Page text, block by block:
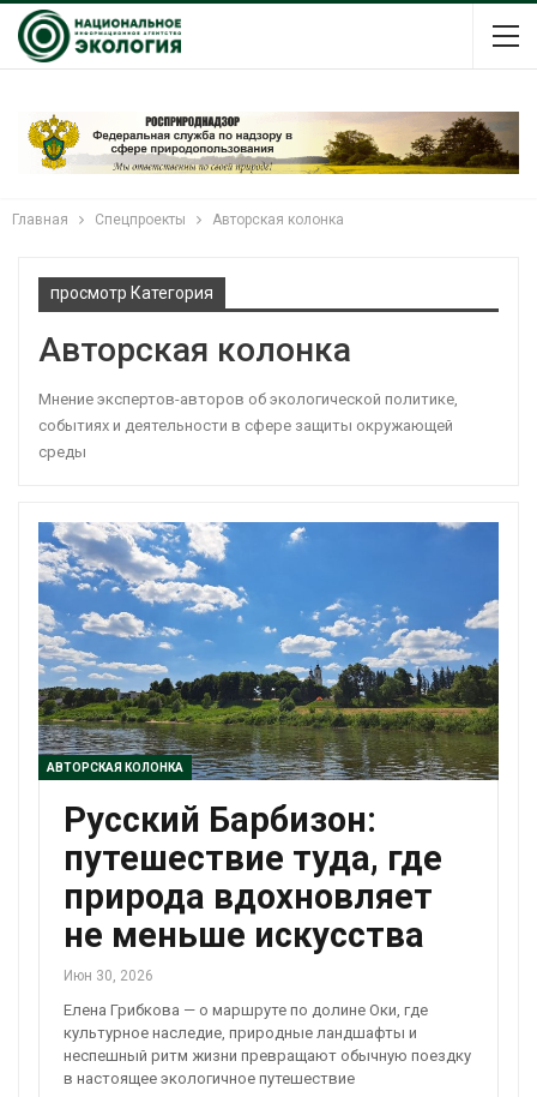
Главная Спецпроекты Авторская колонка
просмотр Категория
Авторская колонка
Мнение экспертов-авторов об экологической политике,
событиях и деятельности в сфере защиты окружающей
среды
АВТОРСКАЯ КОЛОНКА
Русский Барбизон:
путешествие туда, где
природа вдохновляет
не меньше искусства
Июн 30, 2026
Елена Грибкова — о маршруте по долине Оки, где
культурное наследие, природные ландшафты и
неспешный ритм жизни превращают обычную поездку
в настоящее экологичное путешествие